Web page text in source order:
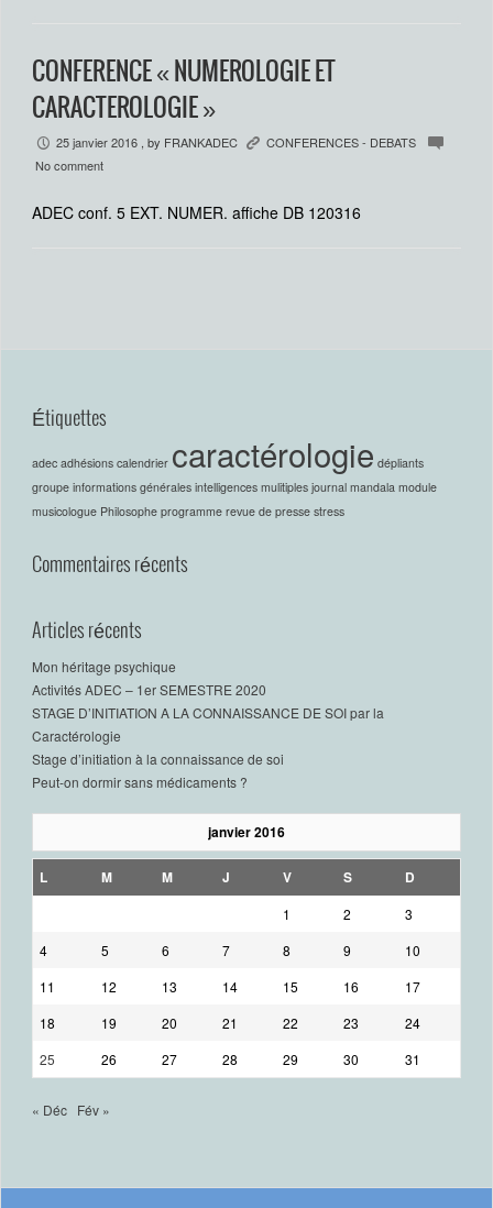
CONFERENCE « NUMEROLOGIE ET
CARACTEROLOGIE »
P 25 janvier 2016 , by FRANKADEC K CONFERENCES - DEBATS c
No comment
ADEC conf. 5 EXT. NUMER. affiche DB 120316
Étiquettes
adec adhésions calendrier caractérologie dépliants
groupe informations générales intelligences mulitiples journal mandala module
musicologue Philosophe programme revue de presse stress
Commentaires récents
Articles récents
Mon héritage psychique
Activités ADEC – 1er SEMESTRE 2020
STAGE D’INITIATION A LA CONNAISSANCE DE SOI par la
Caractérologie
Stage d’initiation à la connaissance de soi
Peut-on dormir sans médicaments ?
janvier 2016
L M M J V S D
1 2
3
4
5 6 7 8 9
10
11
12 13 14 15 16
17
18
19 20 21 22 23
24
25
26 27 28 29 30 31
« Déc Fév »